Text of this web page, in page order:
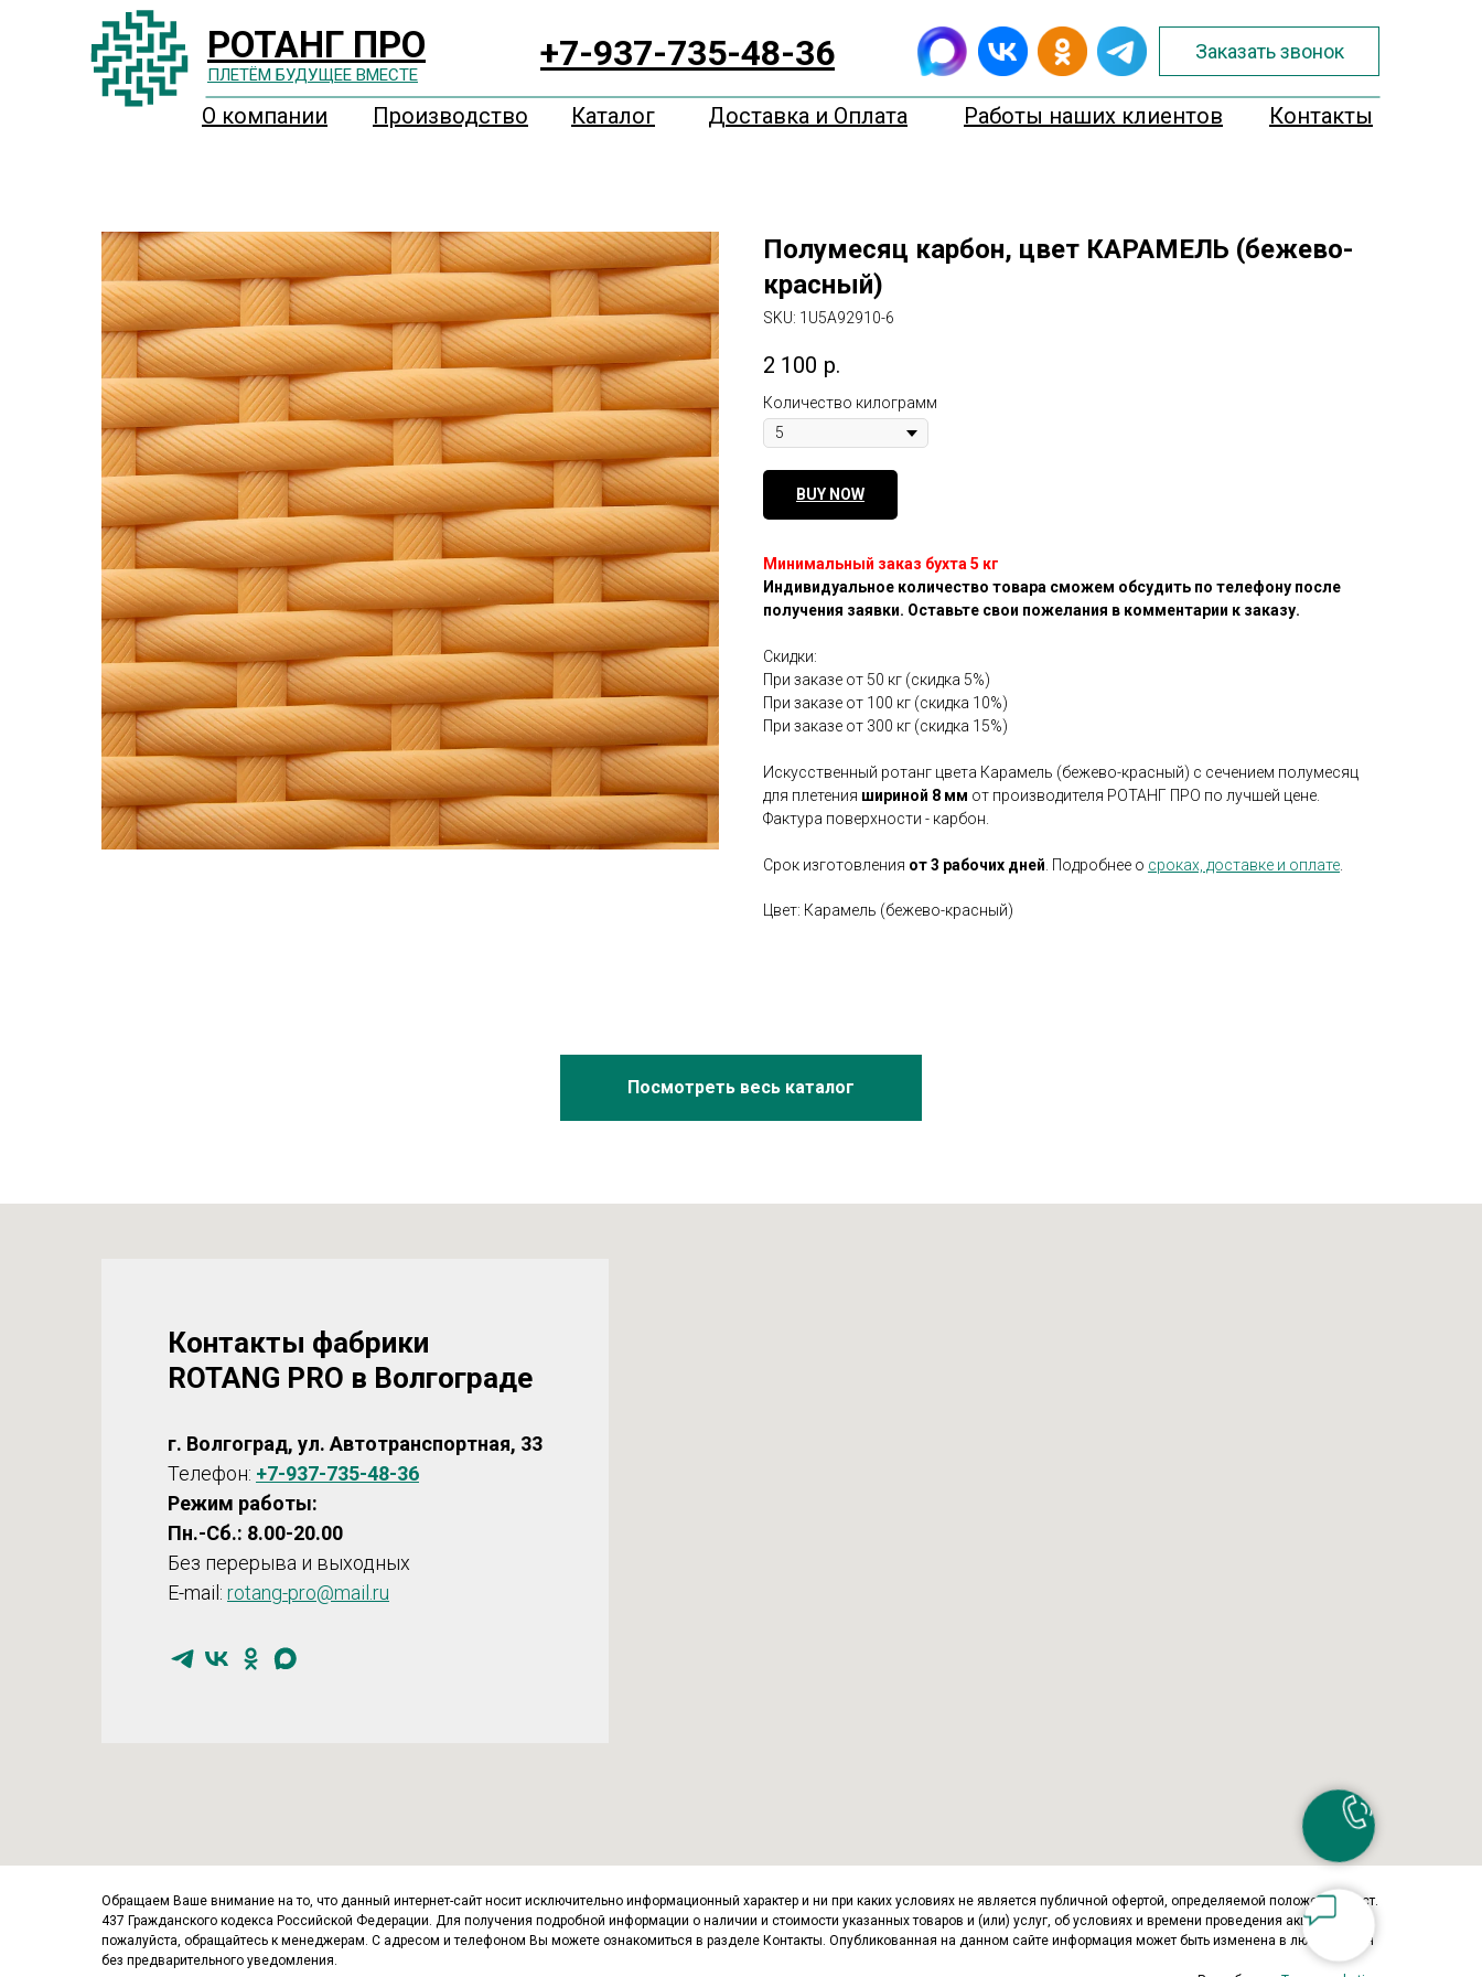
О компании Производство Каталог Доставка и Оплата Работы наших клиентов Контакты
РОТАНГ ПРО
ПЛЕТËМ БУДУЩЕЕ ВМЕСТЕ
Заказать звонок
+7-937-735-48-36
Полумесяц карбон, цвет КАРАМЕЛЬ (бежево-
красный)
SKU: 1U5A92910-6
2 100 р.
Количество килограмм
BUY NOW
Минимальный заказ бухта 5 кг
Индивидуальное количество товара сможем обсудить по телефону после
получения заявки. Оставьте свои пожелания в комментарии к заказу.
Скидки:
При заказе от 50 кг (скидка 5%)
При заказе от 100 кг (скидка 10%)
При заказе от 300 кг (скидка 15%)
Искусственный ротанг цвета Карамель (бежево-красный) с сечением полумесяц
для плетения шириной 8 мм от производителя РОТАНГ ПРО по лучшей цене.
Фактура поверхности - карбон.
Срок изготовления от 3 рабочих дней. Подробнее о сроках, доставке и оплате.
Цвет: Карамель (бежево-красный)
Посмотреть весь каталог
Контакты фабрики
ROTANG PRO в Волгограде
г. Волгоград, ул. Автотранспортная, 33
Телефон: +7-937-735-48-36
Режим работы:
Пн.-Сб.: 8.00-20.00
Без перерыва и выходных
E-mail: rotang-pro@mail.ru
Обращаем Ваше внимание на то, что данный интернет-сайт носит исключительно информационный характер и ни при каких условиях не является публичной офертой, определяемой положениями ст.
437 Гражданского кодекса Российской Федерации. Для получения подробной информации о наличии и стоимости указанных товаров и (или) услуг, об условиях и времени проведения акций,
пожалуйста, обращайтесь к менеджерам. С адресом и телефоном Вы можете ознакомиться в разделе Контакты. Опубликованная на данном сайте информация может быть изменена в любое время
без предварительного уведомления.